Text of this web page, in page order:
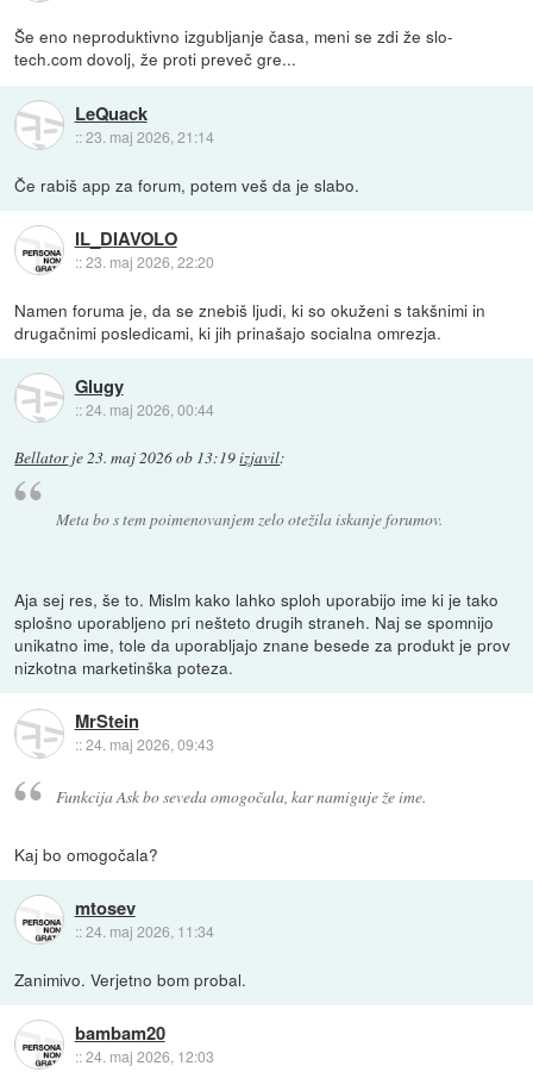
Še eno neproduktivno izgubljanje časa, meni se zdi že slo-
tech.com dovolj, že proti preveč gre...
LeQuack
::23. maj 2026, 21:14
Če rabiš app za forum, potem veš da je slabo.
IL_DIAVOLO
::23. maj 2026, 22:20
Namen foruma je, da se znebiš ljudi, ki so okuženi s takšnimi in
drugačnimi posledicami, ki jih prinašajo socialna omrezja.
Glugy
::24. maj 2026, 00:44
Bellatorje 23. maj 2026 ob 13:19izjavil:
Meta bo s tem poimenovanjem zelo otežila iskanje forumov.
Aja sej res, še to. Mislm kako lahko sploh uporabijo ime ki je tako
splošno uporabljeno pri nešteto drugih straneh. Naj se spomnijo
unikatno ime, tole da uporabljajo znane besede za produkt je prov
nizkotna marketinška poteza.
MrStein
::24. maj 2026, 09:43
Funkcija Ask bo seveda omogočala, kar namiguje že ime.
Kaj bo omogočala?
mtosev
::24. maj 2026, 11:34
Zanimivo. Verjetno bom probal.
bambam20
::24. maj 2026, 12:03